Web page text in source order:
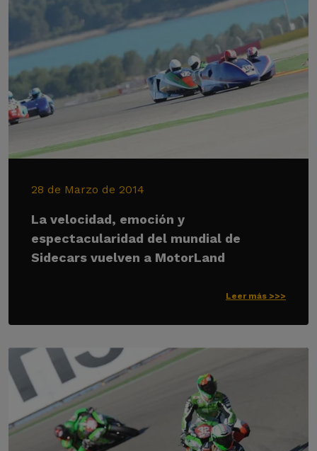
28 de Marzo de 2014
La velocidad, emoción y
espectacularidad del mundial de
Sidecars vuelven a MotorLand
Leer más >>>